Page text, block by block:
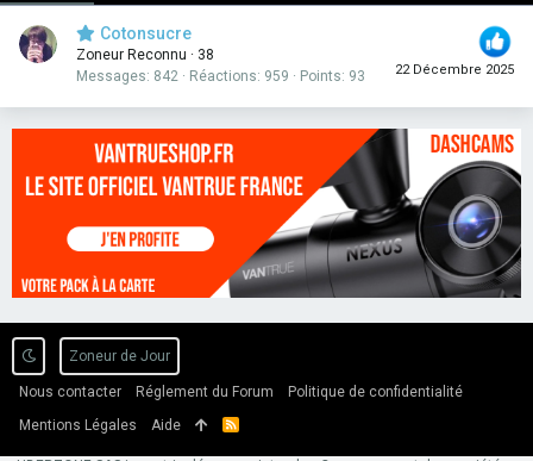
22 Décembre 2025
Cotonsucre
Zoneur Reconnu · 38
Messages 842 Réactions 959 Points 93
Zoneur de Jour
Nous contacter Réglement du Forum
Politique de confidentialité
Mentions Légales
Aide
R
S